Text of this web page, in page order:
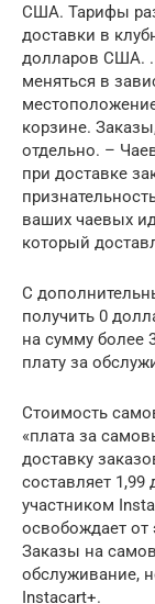
США. Тарифы
доставки в
долларов США. .
меняться в
корзине.
отдельно. –
при доставке
ваших чаевых
который
С
получить 0
на сумму более
плату за
Стоимость
«плата за
доставку
составляет
участником
освобождает от
Заказы на
обслуживание,
Instacart+.